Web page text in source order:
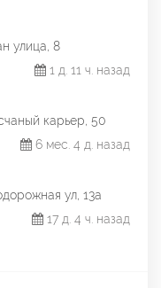
улица, 8
1 д. 11 ч. назад
карьер, 50
6 мес. 4 д. назад
ул, 13а
17 д. 4 ч. назад